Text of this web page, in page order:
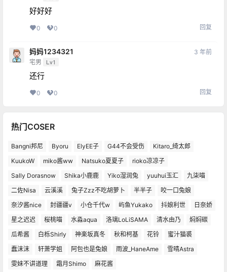
好好好
0 0 回复
妈妈1234321
宅男 Lv1
3 年前
还行
0 0 回复
热门COSER
Bangni邦尼 Byoru ElyEE子 G44不会受伤
Kitaro_绮太郎
KuukoW
miko酱ww Natsuko夏夏子
rioko凉凉子
Sally Dorasnow
Shika小鹿鹿 Yiko湿润兔 yuuhui玉汇
九柒喵
二佐Nisa
云溪溪 兔子Zzz不吃胡萝卜 半半子
咬一口兔娘
奈汐酱nice
封疆疆v 小仓千代w 屿鱼Yukako 抖娘利世
日奈娇
星之迟迟
桜桃喵 水淼aqua 洛璃LoLiSAMA 清水由乃
焖焖碳
瓜希酱
白栎Shirly 神楽坂真冬 秋和柯基 花铃
蜜汁猫裘
蠢沫沫
轩萧学姐 阿包也是兔娘 雨波_HaneAme
雪晴Astra
雯妹不讲道理
霜月Shimo 麻花酱